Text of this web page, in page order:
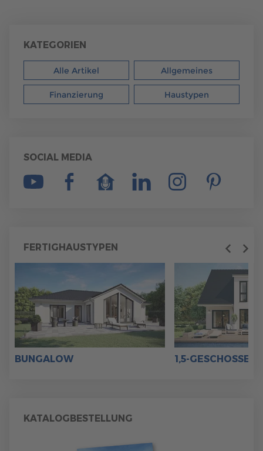
KATEGORIEN
Alle Artikel Allgemeines
Finanzierung Haustypen
SOCIAL MEDIA
FERTIGHAUSTYPEN Previous
BUNGALOW 1,5-GESCHOSSER
KATALOGBESTELLUNG